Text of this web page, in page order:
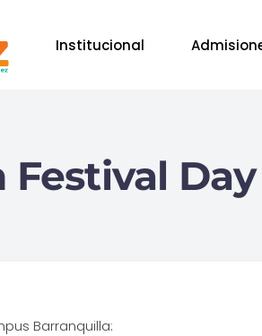
Institucional
Festival Day
Barranquilla: